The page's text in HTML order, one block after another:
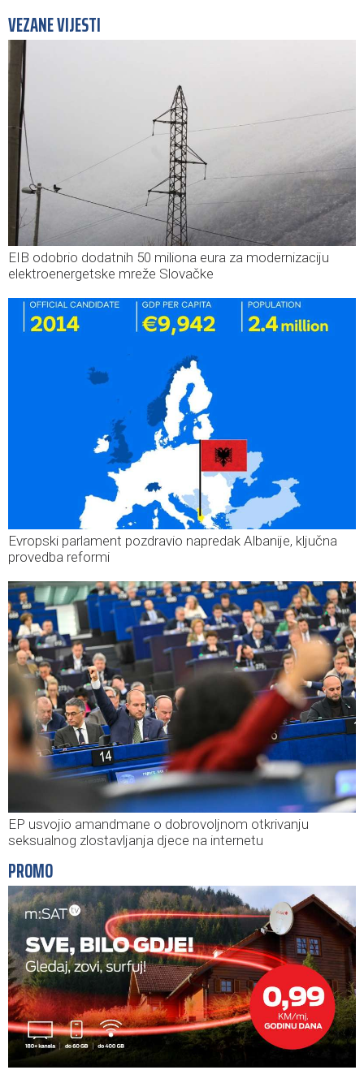
VEZANE VIJESTI
EIB odobrio dodatnih 50 miliona eura za modernizaciju
elektroenergetske mreže Slovačke
Evropski parlament pozdravio napredak Albanije, ključna
provedba reformi
EP usvojio amandmane o dobrovoljnom otkrivanju
seksualnog zlostavljanja djece na internetu
PROMO